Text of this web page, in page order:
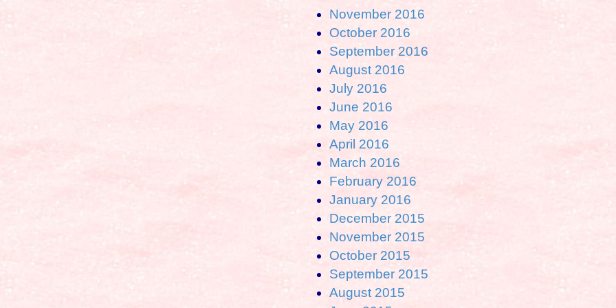
November 2016
October 2016
September 2016
August 2016
July 2016
June 2016
May 2016
April 2016
March 2016
February 2016
January 2016
December 2015
November 2015
October 2015
September 2015
August 2015